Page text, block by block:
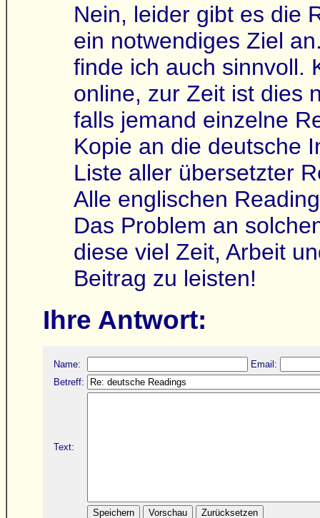
Nein, leider gibt es die
ein notwendiges Ziel
finde ich auch sinnvoll.
online, zur Zeit ist dies
falls jemand einzelne
Kopie an die deutsche
Liste aller übersetzter
Alle englischen
Das Problem an
diese viel Zeit, Arbeit
Beitrag zu leisten!
Ihre Antwort:
Name:
Email:
Betreff:
Text: